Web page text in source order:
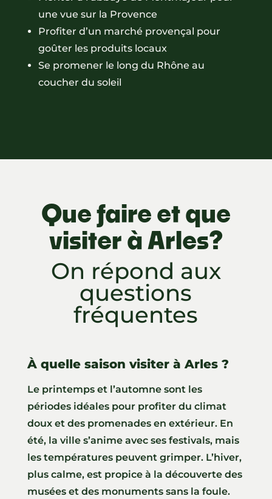
une vue sur la Provence
Profiter d’un marché provençal pour
goûter les produits locaux
Se promener le long du Rhône au
coucher du soleil
Que faire et que
visiter à Arles?
On répond aux
questions
fréquentes
À quelle saison visiter à Arles ?
Le printemps et l’automne sont les
périodes idéales pour profiter du climat
doux et des promenades en extérieur. En
été, la ville s’anime avec ses festivals, mais
les températures peuvent grimper. L’hiver,
plus calme, est propice à la découverte des
musées et des monuments sans la foule.